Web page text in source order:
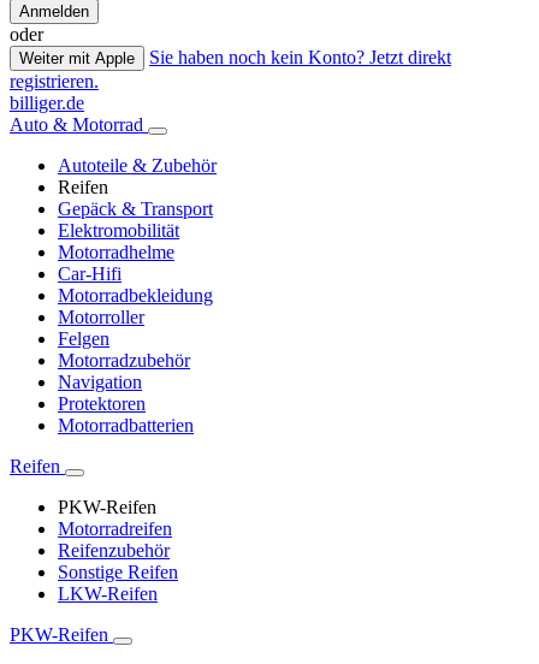
Anmelden
oder
Weiter mit Apple
Sie haben noch kein Konto? Jetzt direkt
registrieren.
billiger.de
Auto & Motorrad
Autoteile & Zubehör
Reifen
Gepäck & Transport
Elektromobilität
Motorradhelme
Car-Hifi
Motorradbekleidung
Motorroller
Felgen
Motorradzubehör
Navigation
Protektoren
Motorradbatterien
Reifen
PKW-Reifen
Motorradreifen
Reifenzubehör
Sonstige Reifen
LKW-Reifen
PKW-Reifen